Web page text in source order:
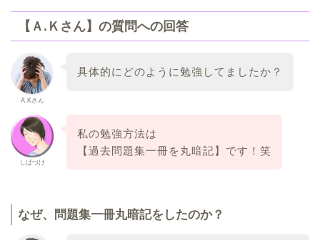
【Ａ.Ｋさん】の質問への回答
A.Kさん
具体的にどのように勉強してましたか？
しばづけ
私の勉強方法は
【過去問題集一冊を丸暗記】です！笑
なぜ、問題集一冊丸暗記をしたのか？